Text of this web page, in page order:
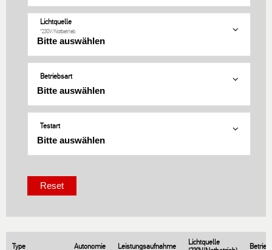
Lichtquelle
*230V/Notbetrieb
Betriebsart
Testart
Type Autonomie Leistungsaufnahme
Lichtquelle